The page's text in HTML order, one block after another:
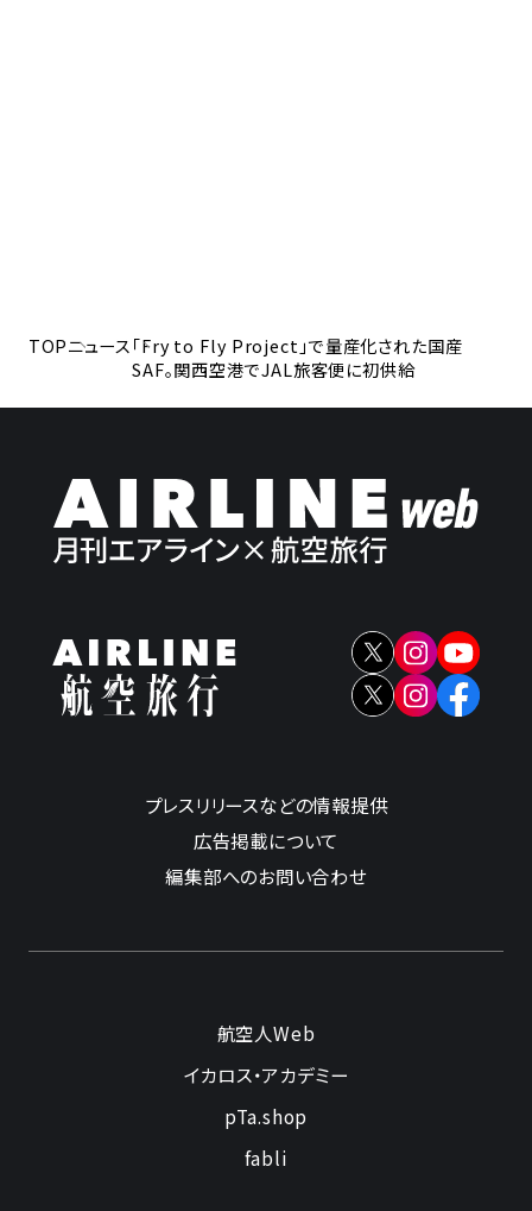
TOPニュース 「Fry to Fly Project」で量産化された国産
SAF。関西空港でJAL旅客便に初供給
プレスリリースなどの情報提供
広告掲載について
編集部へのお問い合わせ
航空人Web
イカロス・アカデミー
pTa.shop
fabli